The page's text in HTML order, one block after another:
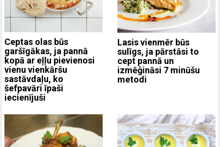
Ceptas olas būs
garšīgākas, ja pannā
kopā ar eļļu pievienosi
vienu vienkāršu
sastāvdaļu, ko
šefpavāri īpaši
iecienījuši
Lasis vienmēr būs
sulīgs, ja pārstāsi to
cept pannā un
izmēģināsi 7 minūšu
metodi